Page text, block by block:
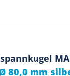
Ø 80,0 mm